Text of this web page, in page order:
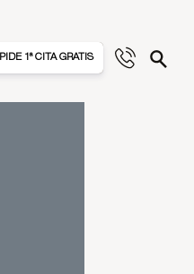
PIDE 1ª CITA GRATIS